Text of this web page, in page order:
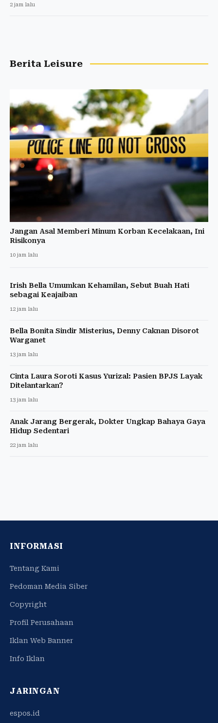
2 jam lalu
Berita Leisure
Jangan Asal Memberi Minum Korban Kecelakaan, Ini
Risikonya
10 jam lalu
Irish Bella Umumkan Kehamilan, Sebut Buah Hati
sebagai Keajaiban
12 jam lalu
Bella Bonita Sindir Misterius, Denny Caknan Disorot
Warganet
13 jam lalu
Cinta Laura Soroti Kasus Yurizal: Pasien BPJS Layak
Ditelantarkan?
13 jam lalu
Anak Jarang Bergerak, Dokter Ungkap Bahaya Gaya
Hidup Sedentari
22 jam lalu
INFORMASI
Tentang Kami
Pedoman Media Siber
Copyright
Profil Perusahaan
Iklan Web Banner
Info Iklan
JARINGAN
espos.id